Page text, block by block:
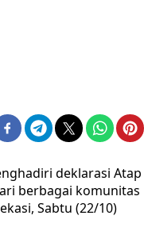
deklarasi Atap
berbagai komunitas
Sabtu (22/10)